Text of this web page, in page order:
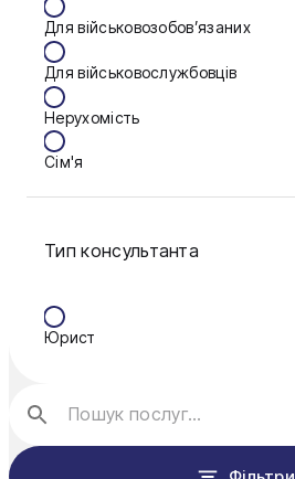
Запоріжжя
Калуш
Кам'янське
Ковель
Краматорськ
Кривий Ріг
Для військовозобов’язаних
Для військовослужбовців
Нерухомість
Сім'я
Тип консультанта
Юрист